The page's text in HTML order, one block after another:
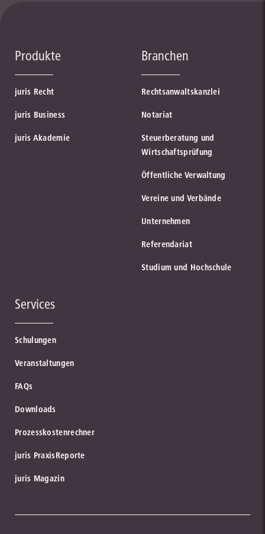
Produkte
juris Recht
juris Business
juris Akademie
Branchen
Rechtsanwaltskanzlei
Notariat
Steuerberatung und
Wirtschaftsprüfung
Öffentliche Verwaltung
Vereine und Verbände
Unternehmen
Referendariat
Studium und Hochschule
Services
Schulungen
Veranstaltungen
FAQs
Downloads
Prozesskostenrechner
juris PraxisReporte
juris Magazin